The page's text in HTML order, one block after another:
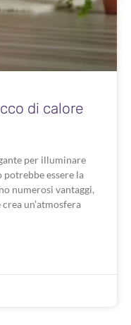
di calore
per illuminare
potrebbe essere la
numerosi vantaggi,
un’atmosfera